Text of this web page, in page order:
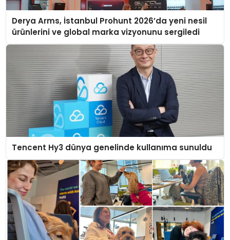
Derya Arms, İstanbul Prohunt 2026’da yeni nesil
ürünlerini ve global marka vizyonunu sergiledi
Tencent Hy3 dünya genelinde kullanıma sunuldu